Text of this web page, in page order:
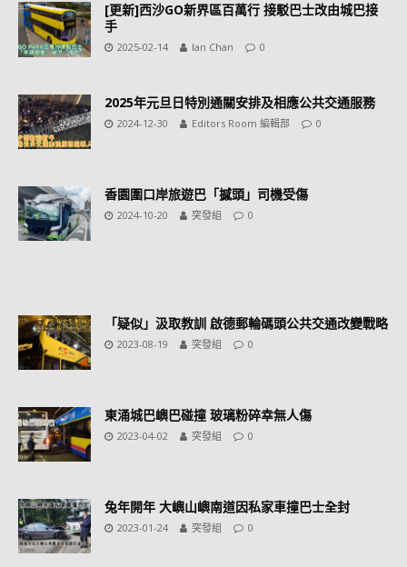
[更新]西沙GO新界區百萬行 接駁巴士改由城巴接
手
2025-02-14 Ian Chan 0
2025年元旦日特別通關安排及相應公共交通服務
2024-12-30 Editors Room 編輯部 0
香園圍口岸旅遊巴「撼頭」司機受傷
2024-10-20 突發組 0
「疑似」汲取教訓 啟德郵輪碼頭公共交通改變戰略
2023-08-19 突發組 0
東涌城巴嶼巴碰撞 玻璃粉碎幸無人傷
2023-04-02 突發組 0
兔年開年 大嶼山嶼南道因私家車撞巴士全封
2023-01-24 突發組 0